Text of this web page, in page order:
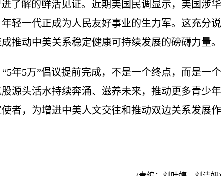
了解的鲜活见证。近期美国民调显示，美国涉华
轻一代正成为人民友好事业的生力军。这充分说
推动中美关系稳定健康可持续发展的磅礴力量。
5万”倡议提前完成，不是一个终点，而是一个
源头活水持续奔涌、滋养未来，推动更多青少年
者，为增进中美人文交往和推动双边关系发展作